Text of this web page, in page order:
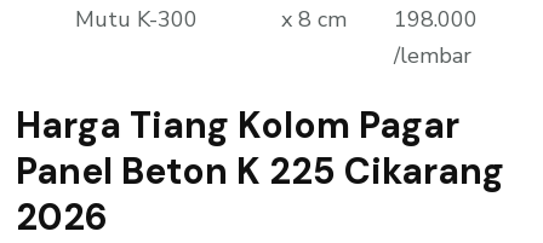
Mutu K-300
x 8 cm
198.000
/lembar
Harga Tiang Kolom Pagar
Panel Beton K 225 Cikarang
2026